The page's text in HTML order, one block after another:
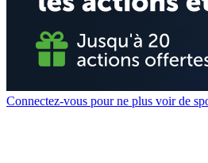
Connectez-vous pour ne plus voir de